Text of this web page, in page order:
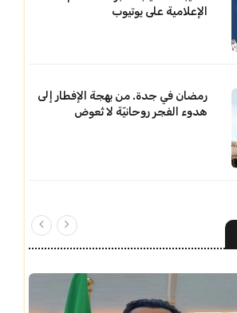
الإعلامية على يوتيوب
رمضان في جدة. من بهجة الإفطار إلى
هدوء الفجر روحانيّة لا تُعوض